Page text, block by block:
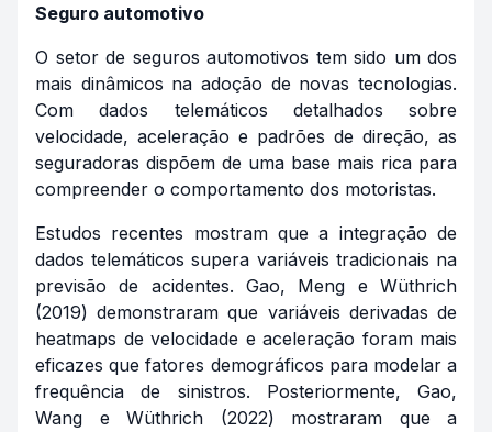
Seguro automotivo
O setor de seguros automotivos tem sido um dos
mais dinâmicos na adoção de novas tecnologias.
Com dados telemáticos detalhados sobre
velocidade, aceleração e padrões de direção, as
seguradoras dispõem de uma base mais rica para
compreender o comportamento dos motoristas.
Estudos recentes mostram que a integração de
dados telemáticos supera variáveis tradicionais na
previsão de acidentes. Gao, Meng e Wüthrich
(2019) demonstraram que variáveis derivadas de
heatmaps de velocidade e aceleração foram mais
eficazes que fatores demográficos para modelar a
frequência de sinistros. Posteriormente, Gao,
Wang e Wüthrich (2022) mostraram que a